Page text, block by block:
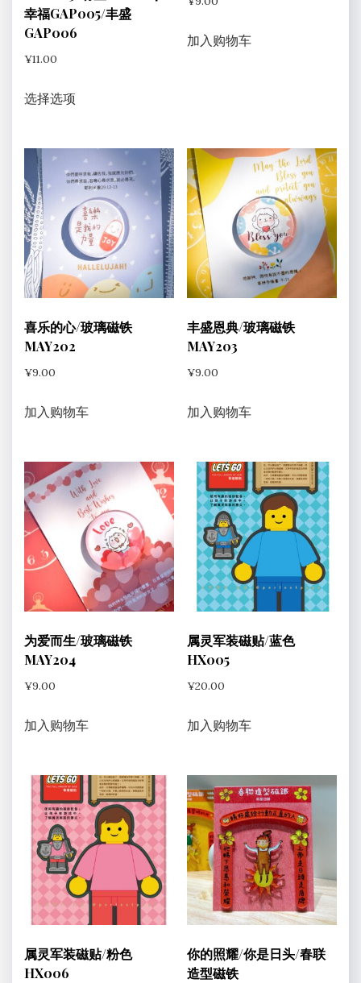
幸福GAP005/丰盛
GAP006
¥11.00
选择选项
产
有
多
种
变
体。
可
在
品
选
这
些
选
项
加入购物车
喜乐的心/玻璃磁铁
MAY202
¥9.00
加入购物车
丰盛恩典/玻璃磁铁
MAY203
¥9.00
加入购物车
为爱而生/玻璃磁铁
MAY204
¥9.00
加入购物车
属灵军装磁贴/蓝色
HX005
¥20.00
加入购物车
属灵军装磁贴/粉色
HX006
你的照耀/你是日头/春联
造型磁铁